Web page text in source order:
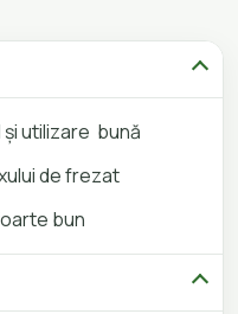
utilizare bună
de frezat
bun